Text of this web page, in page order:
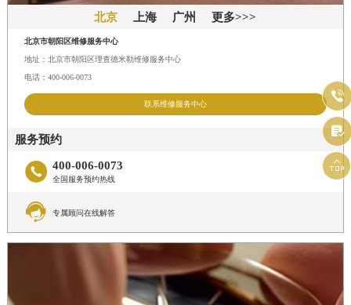
北京 上海 广州 更多>>>
北京市朝阳区维修服务中心
地址：北京市朝阳区理查德米勒维修服务中心
电话：400-006-0073
联系维修服务中心
服务预约
 400-006-0073
全国服务预约热线
 专属顾问在线解答


